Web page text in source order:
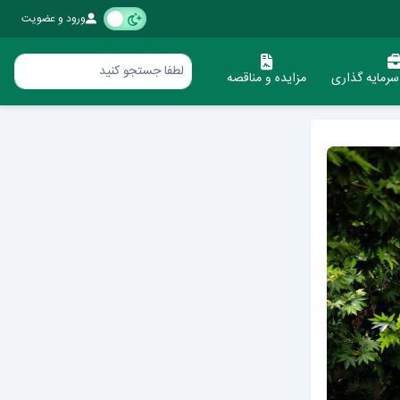
ورود و عضویت
گذاری مزایده و مناقصه